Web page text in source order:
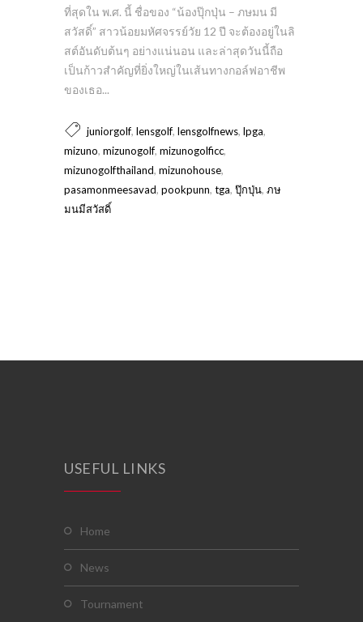
ที่สุดใน พ.ศ. นี้ ชื่อของ “น้องปุ๊กปุ่น – ภษมน มี
สวัสดิ์” สาวน้อยมหัศจรรย์วัย 12 ปี จะต้องอยู่ในลิ
สต์อันดับต้นๆ อย่างแน่นอน และล่าสุดวันนี้ถือ
เป็นก้าวสำคัญที่ยิ่งใหญ่ในเส้นทางกอล์ฟอาชีพ
ของเธอ...
juniorgolf, lensgolf, lensgolfnews, lpga,
mizuno, mizunogolf, mizunogolficc,
mizunogolfthailand, mizunohouse,
pasamonmeesavad, pookpunn, tga, ปุ๊กปุ่น, ภษ
มนมีสวัสดิ์
USEFUL LINKS
home
news
tournament